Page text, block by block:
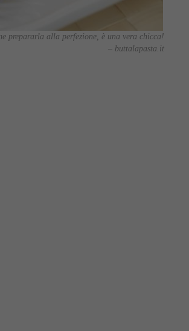
prepararla alla perfezione, è una vera chicca!
– buttalapasta.it